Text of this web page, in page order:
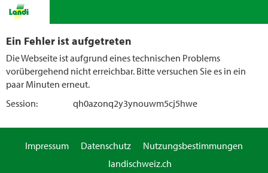
Ein Fehler ist aufgetreten
Die Webseite ist aufgrund eines technischen Problems
vorübergehend nicht erreichbar. Bitte versuchen Sie es in ein
paar Minuten erneut.
Session:
qh0azonq2y3ynouwm5cj5hwe
Impressum Datenschutz
Nutzungsbestimmungen
landischweiz.ch